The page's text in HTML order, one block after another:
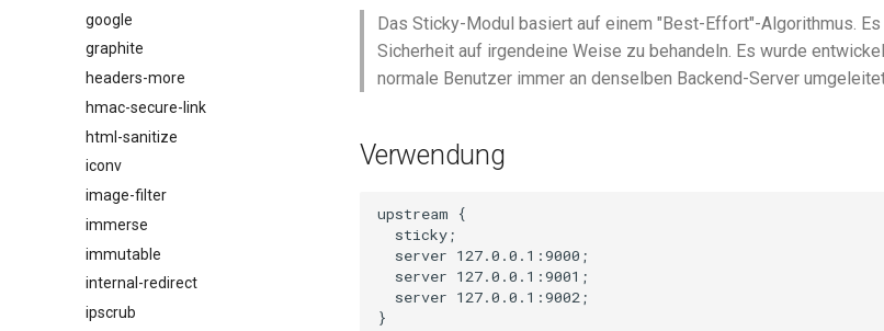
google
graphite
headers-more
hmac-secure-link
html-sanitize
iconv
image-filter
immerse
immutable
internal-redirect
ipscrub
Das Sticky-Modul basiert auf einem "Best-Effort"-Algorithmus.
Sicherheit auf irgendeine Weise zu behandeln. Es wurde
normale Benutzer immer an denselben Backend-Server
Verwendung
upstream {
  sticky;
  server 127.0.0.1:9000;
  server 127.0.0.1:9001;
  server 127.0.0.1:9002;
}